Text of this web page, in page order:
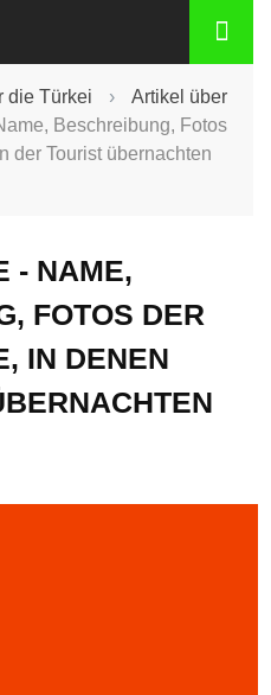
die Türkei ›
Artikel über
Beschreibung, Fotos
der Tourist übernachten
- NAME,
FOTOS DER
IN DENEN